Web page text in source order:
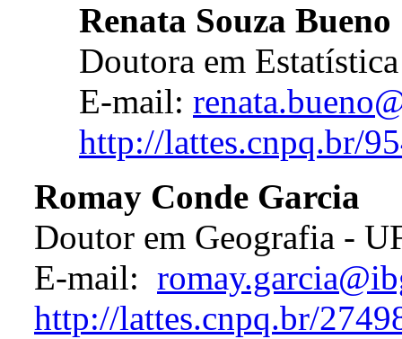
Renata Souza Bueno
Doutora em Estatística
E-mail:
http://lattes.cnpq.br/
Romay Conde Garcia
Doutor em Geografia -
E-mail:
http://lattes.cnpq.br/